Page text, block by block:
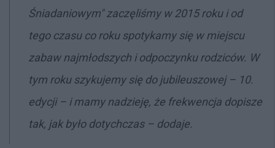
Śniadaniowym" zaczęliśmy w 2015 roku i od
tego czasu co roku spotykamy się w miejscu
zabaw najmłodszych i odpoczynku rodziców. W
tym roku szykujemy się do jubileuszowej – 10.
edycji – i mamy nadzieję, że frekwencja dopisze
tak, jak było dotychczas – dodaje.